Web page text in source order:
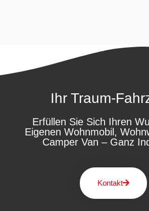
Ihr Traum-
Erfüllen Sie Sich Ihren
Eigenen Wohnmobil,
Camper Van – Ganz
Kontakt